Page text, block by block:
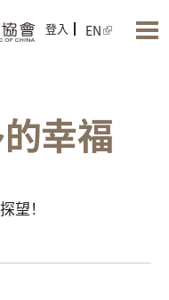
登入 EN
幸福
望！